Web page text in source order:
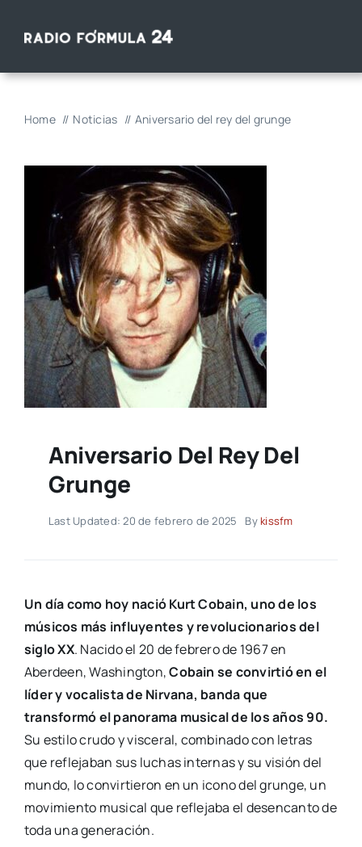
Home Noticias Aniversario del rey del grunge
Aniversario Del Rey Del
Grunge
Last Updated: 20 de febrero de 2025 By kissfm
Un día como hoy nació Kurt Cobain, uno de los
músicos más influyentes y revolucionarios del
siglo XX. Nacido el 20 de febrero de 1967 en
Aberdeen, Washington,Cobain se convirtió en el
líder y vocalista de Nirvana, banda que
transformó el panorama musical de los años 90.
Su estilo crudo y visceral, combinado con letras
que reflejaban sus luchas internas y su visión del
mundo, lo convirtieron en un icono del grunge, un
movimiento musical que reflejaba el desencanto de
toda una generación.